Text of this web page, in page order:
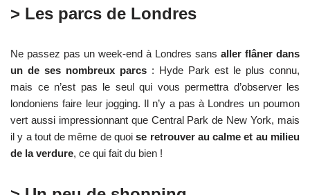
> Les parcs de Londres
Ne passez pas un week-end à Londres sans aller flâner dans
un de ses nombreux parcs : Hyde Park est le plus connu,
mais ce n’est pas le seul qui vous permettra d’observer les
londoniens faire leur jogging. Il n’y a pas à Londres un poumon
vert aussi impressionnant que Central Park de New York, mais
il y a tout de même de quoise retrouver au calme et au milieu
de la verdure, ce qui fait du bien !